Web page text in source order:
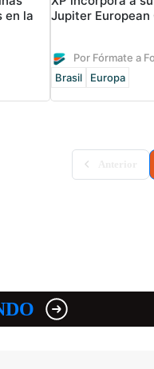
en la
Jupiter European
Por Fórmate a
Brasil
Europa